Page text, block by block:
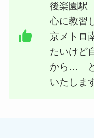
後楽園駅
心に教習
京メトロ
たいけど
から…」
いたしま